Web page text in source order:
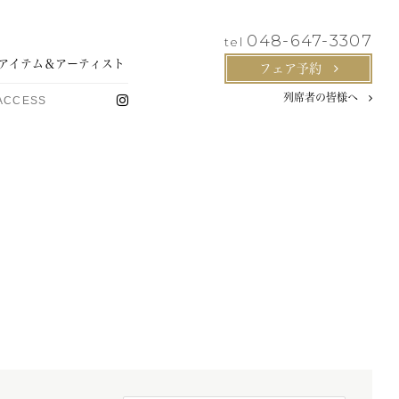
tel 048-647-3307
フェア予約
列席者の皆様へ
アイテム ＆アーティスト